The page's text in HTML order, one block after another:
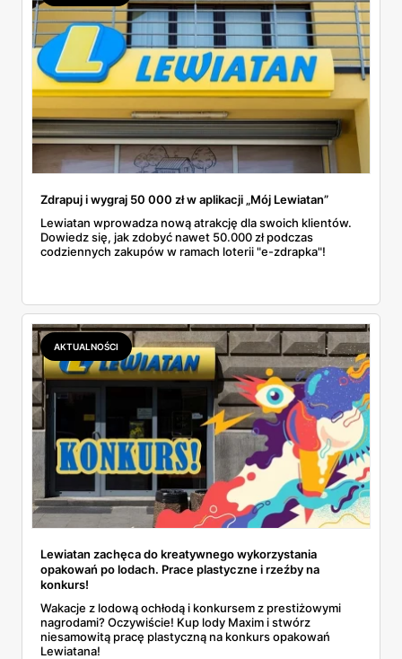
Zdrapuj i wygraj 50 000 zł w aplikacji „Mój Lewiatan”
Lewiatan wprowadza nową atrakcję dla swoich klientów.
Dowiedz się, jak zdobyć nawet 50.000 zł podczas
codziennych zakupów w ramach loterii "e-zdrapka"!
AKTUALNOŚCI
Lewiatan zachęca do kreatywnego wykorzystania
opakowań po lodach. Prace plastyczne i rzeźby na
konkurs!
Wakacje z lodową ochłodą i konkursem z prestiżowymi
nagrodami? Oczywiście! Kup lody Maxim i stwórz
niesamowitą pracę plastyczną na konkurs opakowań
Lewiatana!